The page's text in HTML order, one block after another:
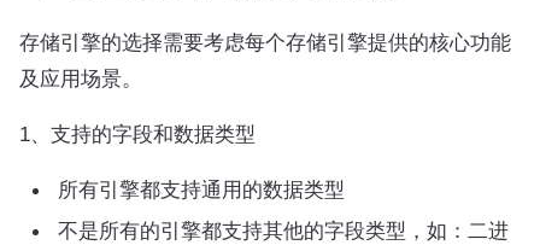
存储引擎的选择需要考虑每个存储引擎提供的核心功能
及应用场景。
1、支持的字段和数据类型
所有引擎都支持通用的数据类型
不是所有的引擎都支持其他的字段类型，如：二进